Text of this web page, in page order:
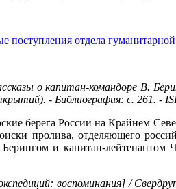
о капитан-командоре В.
- Библиография: с. 261. -
берега России на Крайнем
пролива, отделяющего
и капитан-
воспоминания] /